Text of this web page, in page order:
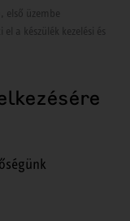
első üzembe
a készülék kezelési és